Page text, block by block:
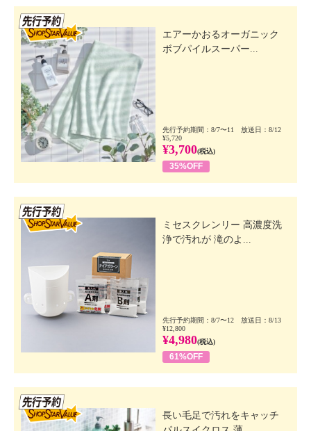
エアーかおるオーガニック
ボブパイルスーパー...
先行予約期間：8/7〜11 放送日：8/12
¥5,720
¥3,700(税込)
35%OFF
ミセスクレンリー 高濃度洗
浄で汚れが 滝のよ...
先行予約期間：8/7〜12 放送日：8/13
¥12,800
¥4,980(税込)
61%OFF
長い毛足で汚れをキャッチ